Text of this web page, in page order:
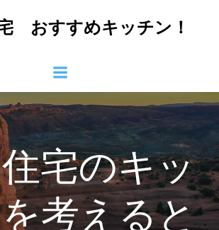
ン
ツ
へ
ス
キ
プ
おすすめキッチン！
宅のキッ
考えると